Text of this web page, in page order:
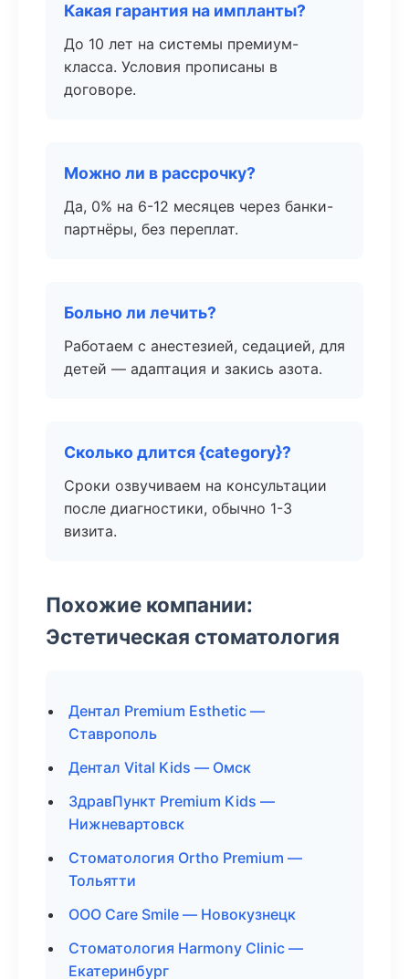
Какая гарантия на импланты?
До 10 лет на системы премиум-
класса. Условия прописаны в
договоре.
Можно ли в рассрочку?
Да, 0% на 6-12 месяцев через банки-
партнёры, без переплат.
Больно ли лечить?
Работаем с анестезией, седацией, для
детей — адаптация и закись азота.
Сколько длится {category}?
Сроки озвучиваем на консультации
после диагностики, обычно 1-3
визита.
Похожие компании:
Эстетическая стоматология
Дентал Premium Esthetic —
Ставрополь
Дентал Vital Kids — Омск
ЗдравПункт Premium Kids —
Нижневартовск
Стоматология Ortho Premium —
Тольятти
ООО Care Smile — Новокузнецк
Стоматология Harmony Clinic —
Екатеринбург